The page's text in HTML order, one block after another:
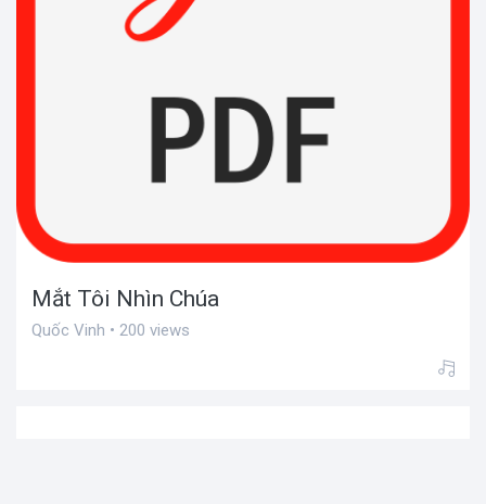
Mắt Tôi Nhìn Chúa
Quốc Vinh • 200 views